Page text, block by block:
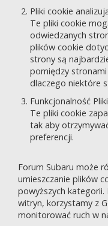
Pliki cookie
Te pliki cookie
odwiedzanych
plików cookie
strony są
pomiędzy
dlaczego niektóre
Funkcjonalność
Te pliki cookie
tak aby
preferencji.
Forum Subaru może
umieszczanie plików
powyższych kategorii.
witryn, korzystamy z
monitorować ruch w